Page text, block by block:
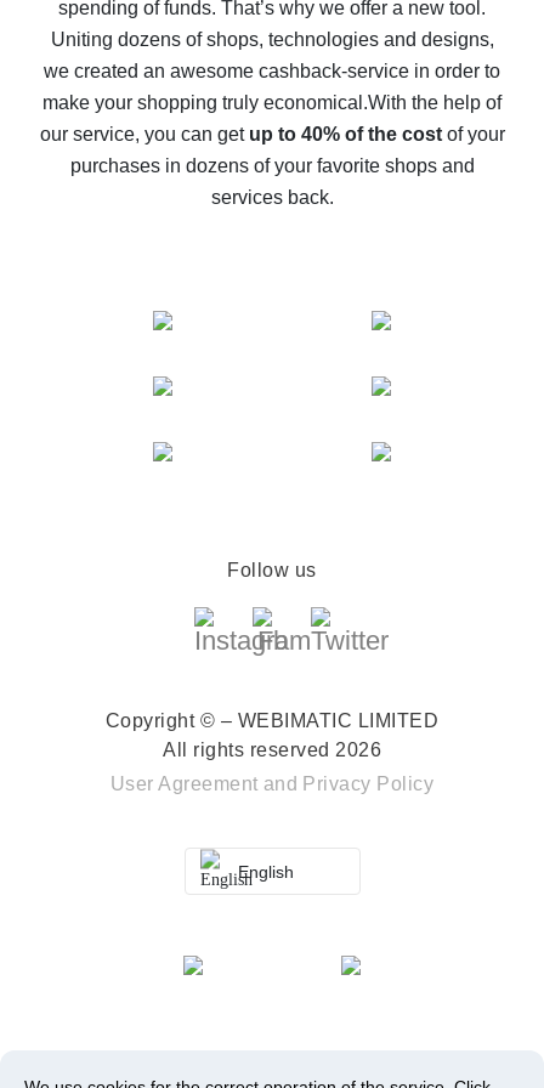
10% cash back on AliExpress - the impossible is
possible
The best cash back on AliExpress - how to find it
The best cash back service for AliExpress - let's
compare offers
spending of funds. That’s why we offer a new tool.
Uniting dozens of shops, technologies and designs,
we created an awesome cashback-service in order to
make your shopping truly economical.With the help of
our service, you can get up to 40% of the costof your
purchases in dozens of your favorite shops and
services back.
Follow us
Copyright © – WEBIMATIC LIMITED
All rights reserved 2026
User Agreement and Privacy Policy
English